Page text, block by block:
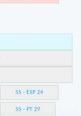
SS - ESP 24
SS - PT 29